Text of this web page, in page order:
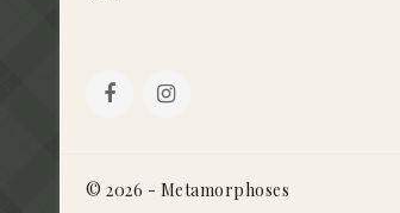
© 2026 - Metamorphoses